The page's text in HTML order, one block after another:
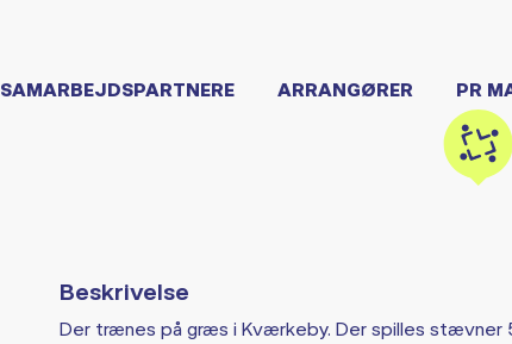
SAMARBEJDSPARTNERE ARRANGØRER PR
Beskrivelse
Der trænes på græs i Kværkeby. Der spilles